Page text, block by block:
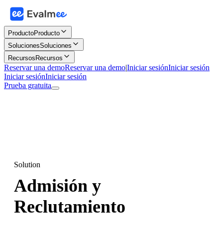
ProductoProducto
SolucionesSoluciones
Recursos Recursos
Reservar una demoReservar una demo|Iniciar sesiónIniciar sesión
Iniciar sesiónIniciar sesión
Prueba gratuita
Solution
Admisión y
Reclutamiento